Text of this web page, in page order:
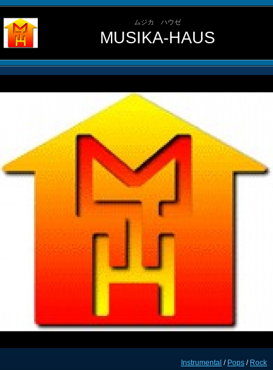
ムジカ ハウゼ
MUSIKA-HAUS
Instrumental / Pops / Rock